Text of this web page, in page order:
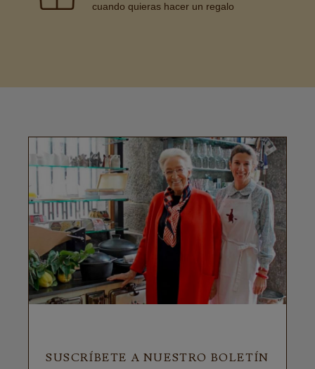
cuando quieras hacer un regalo
SUSCRÍBETE A NUESTRO BOLETÍN